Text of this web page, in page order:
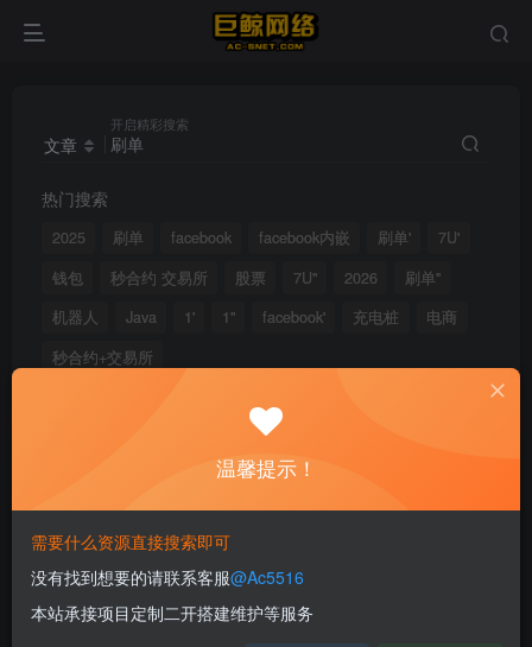
文章
开启精彩搜索
热门搜索
2025 刷单 facebook facebook内嵌 刷单'
7U'
钱包
秒合约 交易所 股票 7U" 2026
刷单"
机器人
Java 1' 1" facebook' 充电桩
电商
秒合约+交易所
帖子
温馨提示！
需要什么资源直接搜索即可
没有找到想要的请联系客服@Ac5516
本站承接项目定制二开搭建维护等服务